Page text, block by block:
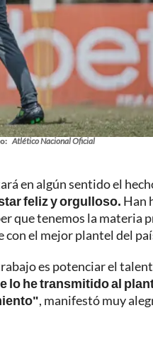
Atlético Nacional Oficial
en algún sentido el
feliz y orgulloso. Han
que tenemos la materia
el mejor plantel del
es potenciar el
lo he transmitido al
, manifestó muy